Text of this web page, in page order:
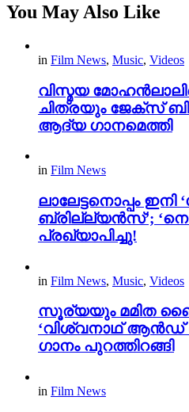
You May Also Like
in Film News, Music, Videos
വിസ്മയ
ചിത്രയും ജേക്സ്
ആദ്യ ഗാനമെത്തി
in Film News
ലാലേട്ടനൊപ്പം ഇനി
ബ്രില്ല്യൻസ്’;
പ്രഖ്യാപിച്ചു!
in Film News, Music, Videos
സൂര്യയും മമിത
‘വിശ്വനാഥ് ആൻഡ്
ഗാനം പുറത്തിറങ്ങി
in Film News